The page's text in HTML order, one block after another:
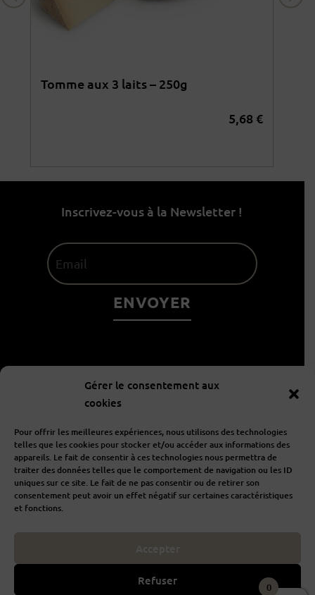
Gérer le consentement aux
cookies
Pour offrir les meilleures expériences, nous utilisons des technologies
telles que les cookies pour stocker et/ou accéder aux informations des
appareils. Le fait de consentir à ces technologies nous permettra de
traiter des données telles que le comportement de navigation ou les ID
uniques sur ce site. Le fait de ne pas consentir ou de retirer son
consentement peut avoir un effet négatif sur certaines caractéristiques
et fonctions.
Refuser
Tomme aux 3 laits – 250g
5,68€
Inscrivez-vous à la Newsletter !
À propos
Informations
Aide
a
e
n
t 0